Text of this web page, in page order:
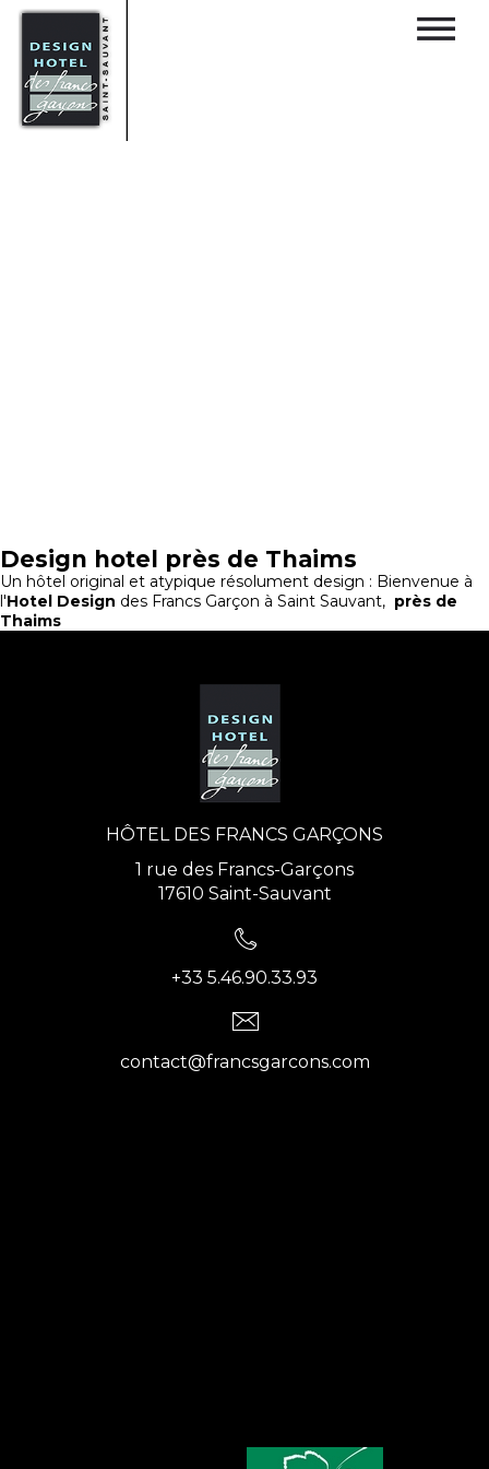
Design hotel près de Thaims
Un hôtel original et atypique résolument design : Bienvenue à
l'Hotel Design des Francs Garçon à Saint Sauvant, près de
Thaims
HÔTEL DES FRANCS GARÇONS
1 rue des Francs-Garçons
17610 Saint-Sauvant
+33 5.46.90.33.93
contact@francsgarcons.com